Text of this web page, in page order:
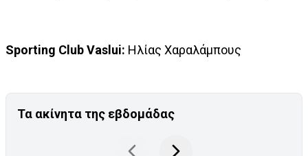
Sporting Club Vaslui: Ηλίας Χαραλάμπους
Τα ακίνητα της εβδομάδας